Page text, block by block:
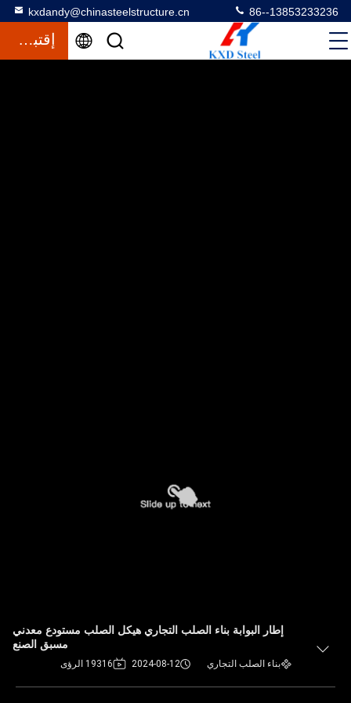
kxdandy@chinasteelstructure.cn 86--13853233236
إقتباس
إطار البوابة بناء الصلب التجاري هيكل الصلب مستودع معدني
مسبق الصنع
بناء الصلب التجاري 2024-08-12 19316 الرؤى